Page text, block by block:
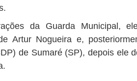
da Guarda Municipal,
Artur Nogueira e,
de Sumaré (SP), depois ele